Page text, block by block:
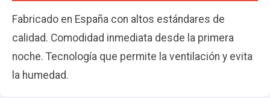
Fabricado en España con altos estándares de
calidad. Comodidad inmediata desde la primera
noche. Tecnología que permite la ventilación y evita
la humedad.